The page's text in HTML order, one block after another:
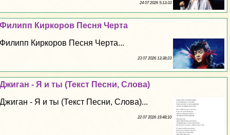
24 07 2026 5:13:33
Филипп Киркоров Песня Черта
Филипп Киркоров Песня Черта...
23 07 2026 13:38:23
Джиган - Я и ты (Текст Песни, Слова)
Джиган - Я и ты (Текст Песни, Слова)...
22 07 2026 19:48:10